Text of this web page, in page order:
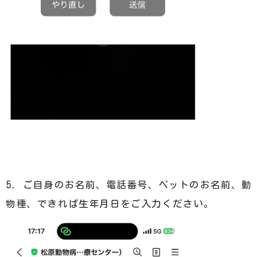
5. ご自身のお名前、電話番号、ペットのお名前、動
物種、できれば生年月日をご入力ください。